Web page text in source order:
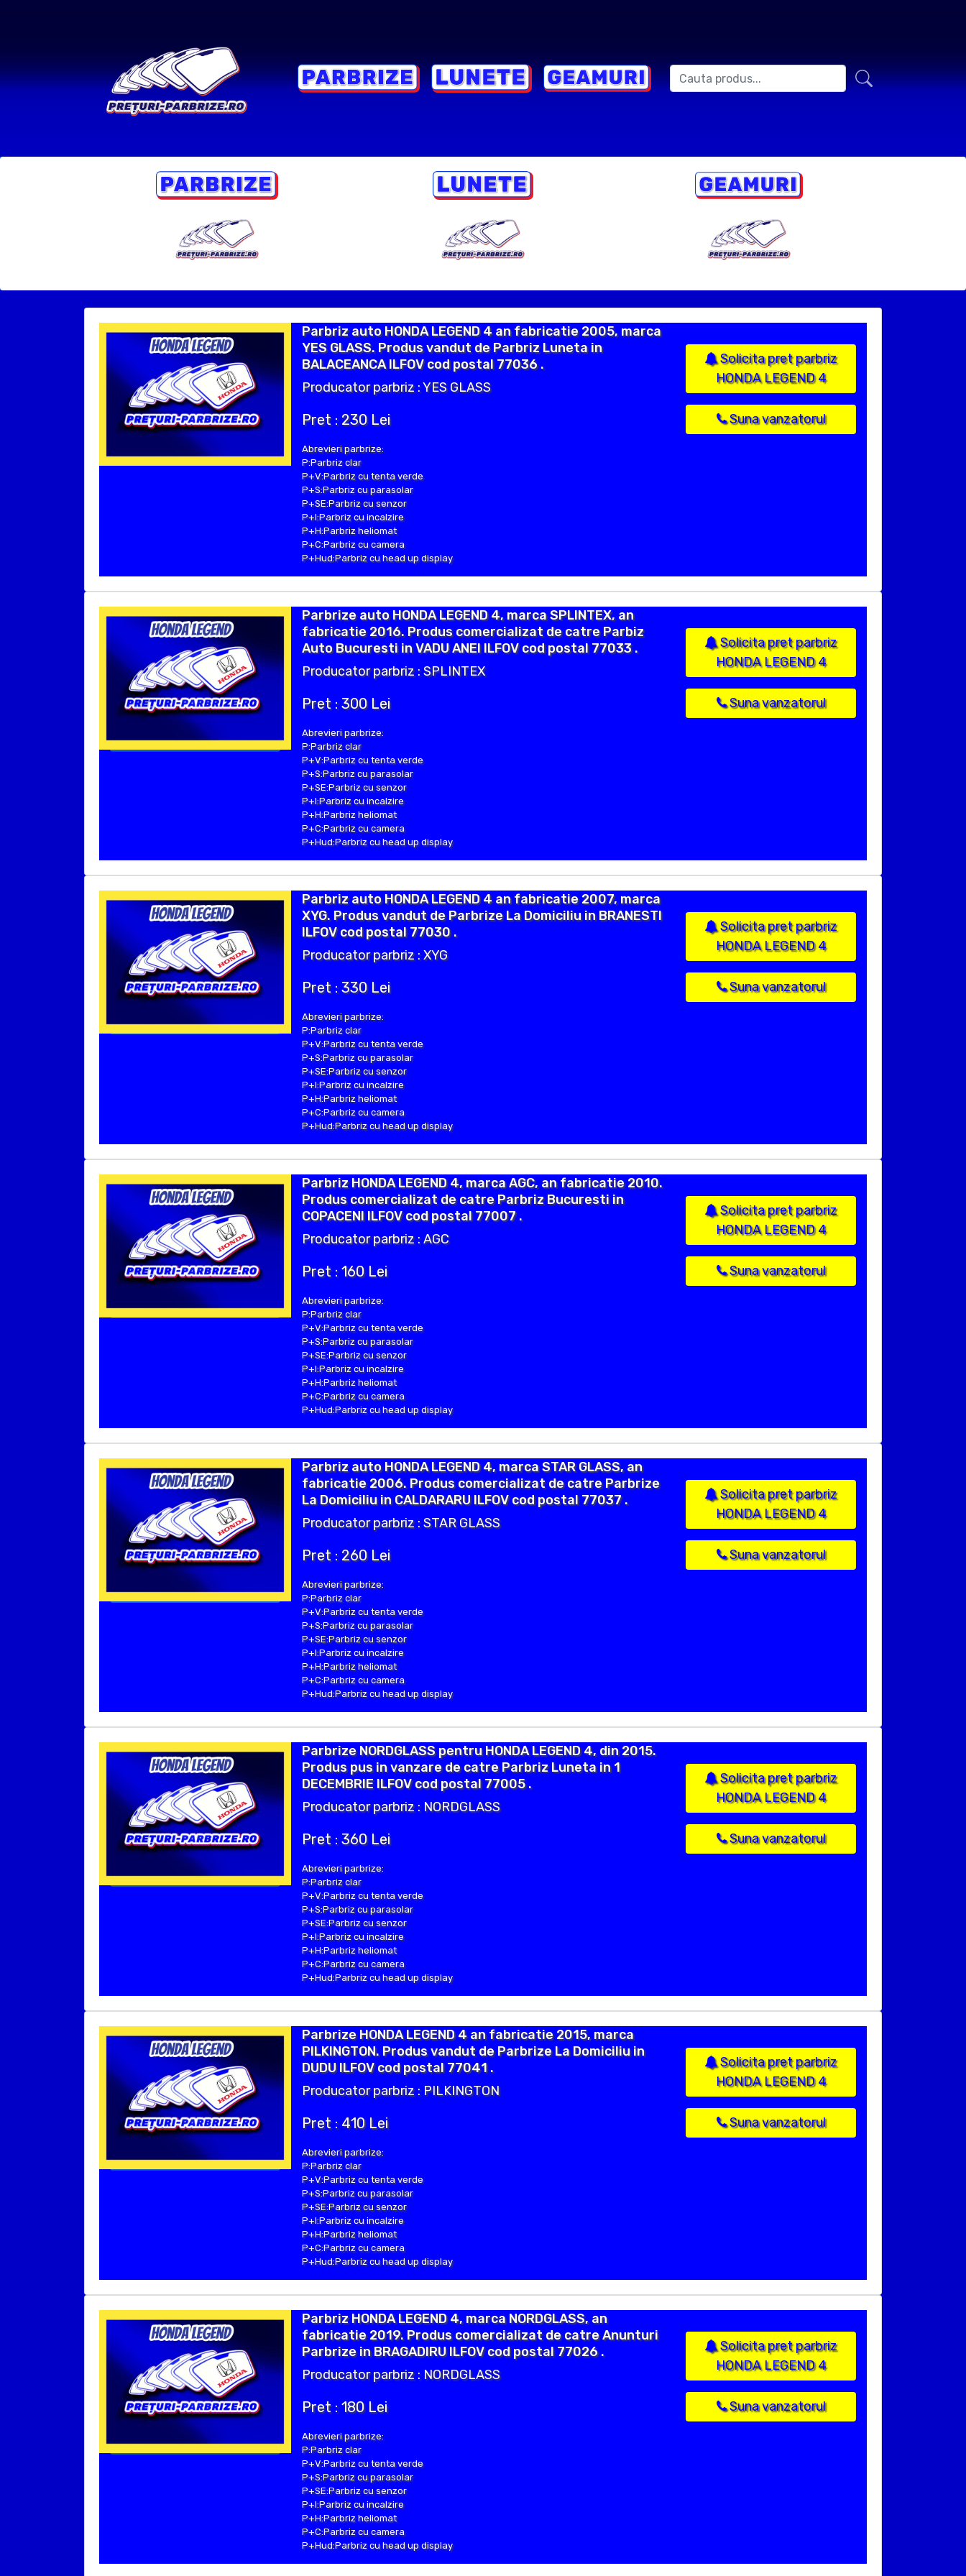
Parbriz auto HONDA LEGEND 4 an fabricatie 2005, marca
YES GLASS. Produs vandut de Parbriz Luneta in
BALACEANCA ILFOV cod postal 77036 .
Producator parbriz : YES GLASS
Pret : 230 Lei
Abrevieri parbrize:
P:Parbriz clar
P+V:Parbriz cu tenta verde
P+S:Parbriz cu parasolar
P+SE:Parbriz cu senzor
P+I:Parbriz cu incalzire
P+H:Parbriz heliomat
P+C:Parbriz cu camera
P+Hud:Parbriz cu head up display
Solicita pret parbriz
HONDA LEGEND 4
Suna vanzatorul
Parbrize auto HONDA LEGEND 4, marca SPLINTEX, an
fabricatie 2016. Produs comercializat de catre Parbiz
Auto Bucuresti in VADU ANEI ILFOV cod postal 77033 .
Producator parbriz : SPLINTEX
Pret : 300 Lei
Abrevieri parbrize:
P:Parbriz clar
P+V:Parbriz cu tenta verde
P+S:Parbriz cu parasolar
P+SE:Parbriz cu senzor
P+I:Parbriz cu incalzire
P+H:Parbriz heliomat
P+C:Parbriz cu camera
P+Hud:Parbriz cu head up display
Solicita pret parbriz
HONDA LEGEND 4
Suna vanzatorul
Parbriz auto HONDA LEGEND 4 an fabricatie 2007, marca
XYG. Produs vandut de Parbrize La Domiciliu in BRANESTI
ILFOV cod postal 77030 .
Producator parbriz : XYG
Pret : 330 Lei
Abrevieri parbrize:
P:Parbriz clar
P+V:Parbriz cu tenta verde
P+S:Parbriz cu parasolar
P+SE:Parbriz cu senzor
P+I:Parbriz cu incalzire
P+H:Parbriz heliomat
P+C:Parbriz cu camera
P+Hud:Parbriz cu head up display
Solicita pret parbriz
HONDA LEGEND 4
Suna vanzatorul
Parbriz HONDA LEGEND 4, marca AGC, an fabricatie 2010.
Produs comercializat de catre Parbriz Bucuresti in
COPACENI ILFOV cod postal 77007 .
Producator parbriz : AGC
Pret : 160 Lei
Abrevieri parbrize:
P:Parbriz clar
P+V:Parbriz cu tenta verde
P+S:Parbriz cu parasolar
P+SE:Parbriz cu senzor
P+I:Parbriz cu incalzire
P+H:Parbriz heliomat
P+C:Parbriz cu camera
P+Hud:Parbriz cu head up display
Solicita pret parbriz
HONDA LEGEND 4
Suna vanzatorul
Parbriz auto HONDA LEGEND 4, marca STAR GLASS, an
fabricatie 2006. Produs comercializat de catre Parbrize
La Domiciliu in CALDARARU ILFOV cod postal 77037 .
Producator parbriz : STAR GLASS
Pret : 260 Lei
Abrevieri parbrize:
P:Parbriz clar
P+V:Parbriz cu tenta verde
P+S:Parbriz cu parasolar
P+SE:Parbriz cu senzor
P+I:Parbriz cu incalzire
P+H:Parbriz heliomat
P+C:Parbriz cu camera
P+Hud:Parbriz cu head up display
Solicita pret parbriz
HONDA LEGEND 4
Suna vanzatorul
Parbrize NORDGLASS pentru HONDA LEGEND 4, din 2015.
Produs pus in vanzare de catre Parbriz Luneta in 1
DECEMBRIE ILFOV cod postal 77005 .
Producator parbriz : NORDGLASS
Pret : 360 Lei
Abrevieri parbrize:
P:Parbriz clar
P+V:Parbriz cu tenta verde
P+S:Parbriz cu parasolar
P+SE:Parbriz cu senzor
P+I:Parbriz cu incalzire
P+H:Parbriz heliomat
P+C:Parbriz cu camera
P+Hud:Parbriz cu head up display
Solicita pret parbriz
HONDA LEGEND 4
Suna vanzatorul
Parbrize HONDA LEGEND 4 an fabricatie 2015, marca
PILKINGTON. Produs vandut de Parbrize La Domiciliu in
DUDU ILFOV cod postal 77041 .
Producator parbriz : PILKINGTON
Pret : 410 Lei
Abrevieri parbrize:
P:Parbriz clar
P+V:Parbriz cu tenta verde
P+S:Parbriz cu parasolar
P+SE:Parbriz cu senzor
P+I:Parbriz cu incalzire
P+H:Parbriz heliomat
P+C:Parbriz cu camera
P+Hud:Parbriz cu head up display
Solicita pret parbriz
HONDA LEGEND 4
Suna vanzatorul
Parbriz HONDA LEGEND 4, marca NORDGLASS, an
fabricatie 2019. Produs comercializat de catre Anunturi
Parbrize in BRAGADIRU ILFOV cod postal 77026 .
Producator parbriz : NORDGLASS
Pret : 180 Lei
Abrevieri parbrize:
P:Parbriz clar
P+V:Parbriz cu tenta verde
P+S:Parbriz cu parasolar
P+SE:Parbriz cu senzor
P+I:Parbriz cu incalzire
P+H:Parbriz heliomat
P+C:Parbriz cu camera
P+Hud:Parbriz cu head up display
Solicita pret parbriz
HONDA LEGEND 4
Suna vanzatorul